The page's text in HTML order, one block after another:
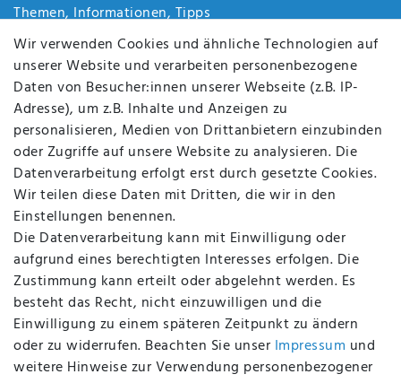
Themen, Informationen, Tipps
Jobs
Über uns
Kontakt
Datenschutz
AGB
FAQ
Batterieentsorgung
Altölverordnung
Impressum
BEQUEM UND SICHER BEZAHLEN MIT
Wir verwenden Cookies und ähnliche Technologien auf
unserer Website und verarbeiten personenbezogene
Daten von Besucher:innen unserer Webseite (z.B. IP-
Adresse), um z.B. Inhalte und Anzeigen zu
personalisieren, Medien von Drittanbietern einzubinden
oder Zugriffe auf unsere Website zu analysieren. Die
Datenverarbeitung erfolgt erst durch gesetzte Cookies.
Wir teilen diese Daten mit Dritten, die wir in den
Einstellungen benennen.
Die Datenverarbeitung kann mit Einwilligung oder
aufgrund eines berechtigten Interesses erfolgen. Die
Zustimmung kann erteilt oder abgelehnt werden. Es
besteht das Recht, nicht einzuwilligen und die
Einwilligung zu einem späteren Zeitpunkt zu ändern
oder zu widerrufen. Beachten Sie unser Impressum und
weitere Hinweise zur Verwendung personenbezogener